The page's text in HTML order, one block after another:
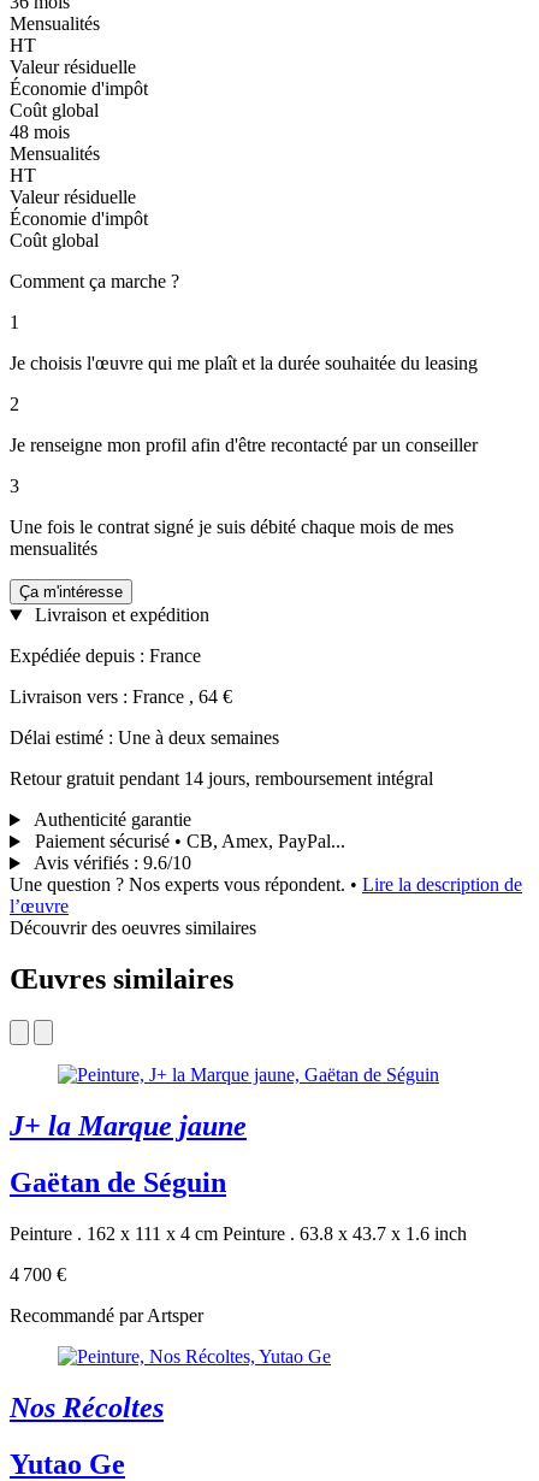
Mensualités
HT
Valeur résiduelle
Économie d'impôt
Coût global
48 mois
Mensualités
HT
Valeur résiduelle
Économie d'impôt
Coût global
Comment ça marche ?
1
Je choisis l'œuvre qui me plaît et la durée souhaitée du leasing
2
Je renseigne mon profil afin d'être recontacté par un conseiller
3
Une fois le contrat signé je suis débité chaque mois de mes
mensualités
Ça m'intéresse
Livraison et expédition
Expédiée depuis : France
Livraison vers : France , 64 €
Délai estimé : Une à deux semaines
Retour gratuit pendant 14 jours, remboursement intégral
Authenticité garantie
Paiement sécurisé • CB, Amex, PayPal...
Avis vérifiés : 9.6/10
Une question ? Nos experts vous répondent. • Lire la description de
l’œuvre
Découvrir des oeuvres similaires
Œuvres similaires
J+ la Marque jaune
Gaëtan de Séguin
Peinture . 162 x 111 x 4 cm Peinture . 63.8 x 43.7 x 1.6 inch
4 700 €
Recommandé par Artsper
Nos Récoltes
Yutao Ge